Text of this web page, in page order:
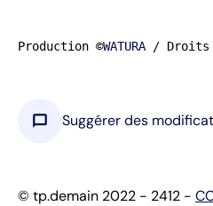
Production ©WATURA / Droits
chat_bubble Suggérer des
© tp.demain 2022 - 2412 -